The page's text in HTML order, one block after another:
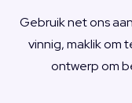
Gebruik net ons
vinnig, maklik om
ontwerp om